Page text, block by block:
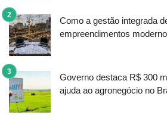
Como a gestão integrada
empreendimentos
Governo destaca R$ 300
ajuda ao agronegócio no